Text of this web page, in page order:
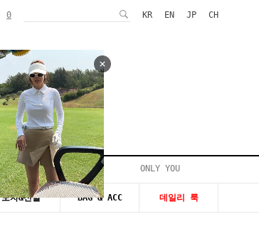
0 KR EN JP CH
시즌20~50%세일 ONLY YOU
모자&신발 BAG & ACC 데일리 룩